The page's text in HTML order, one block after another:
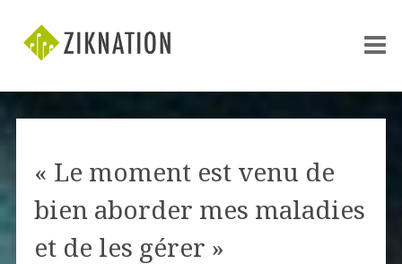
« Le moment est venu de
bien aborder mes maladies
et de les gérer »